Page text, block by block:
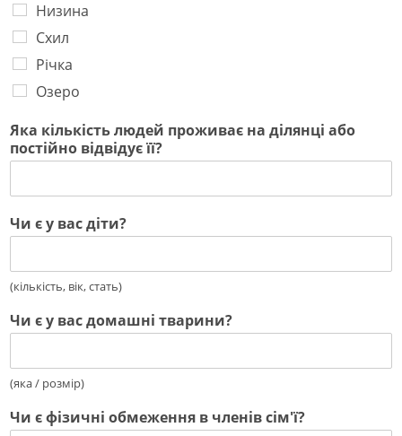
Низина
Схил
Річка
Озеро
Яка кількість людей проживає на ділянці або
постійно відвідує її?
Чи є у вас діти?
(кількість, вік, стать)
Чи є у вас домашні тварини?
(яка / розмір)
Чи є фізичні обмеження в членів сім'ї?